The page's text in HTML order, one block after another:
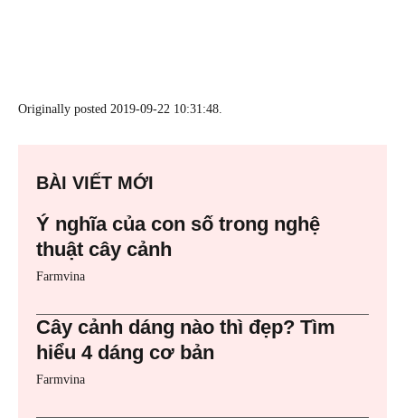
Originally posted 2019-09-22 10:31:48.
BÀI VIẾT MỚI
Ý nghĩa của con số trong nghệ
thuật cây cảnh
Farmvina
Cây cảnh dáng nào thì đẹp? Tìm
hiểu 4 dáng cơ bản
Farmvina